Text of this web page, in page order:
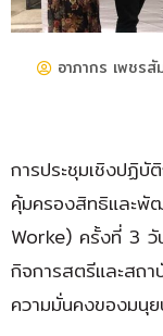
อาภากร เพชร
การประชุมเชิงปฏิบั
คุ้มครองสิทธิและ
Worke) ครั้งที่ 3
กิจการสตรีและสถ
ความมั่นคงของมนุ